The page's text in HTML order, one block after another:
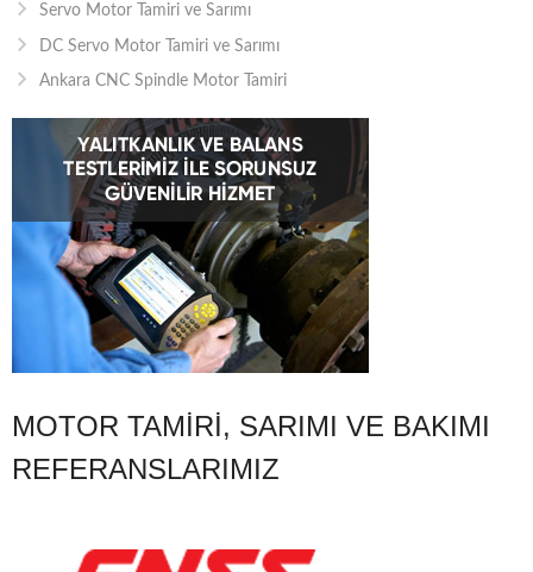
Servo Motor Tamiri ve Sarımı
DC Servo Motor Tamiri ve Sarımı
Ankara CNC Spindle Motor Tamiri
MOTOR TAMIRI, SARIMI VE BAKIMI
REFERANSLARIMIZ